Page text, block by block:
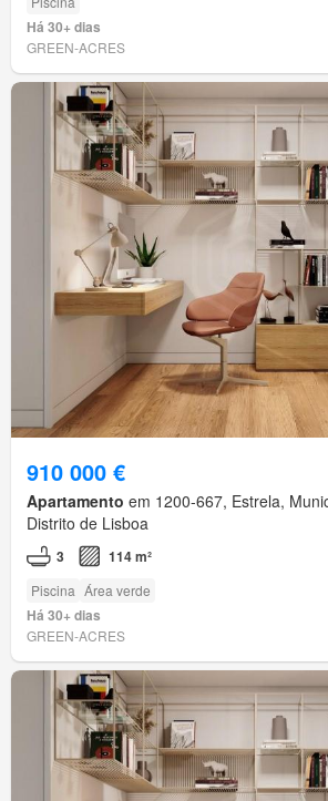
Há 30+ dias
GREEN-ACRES
910 000 €
Apartamento em 1200-667, Estrela,
Distrito de Lisboa
3 114 m²
Piscina Área verde
Há 30+ dias
GREEN-ACRES